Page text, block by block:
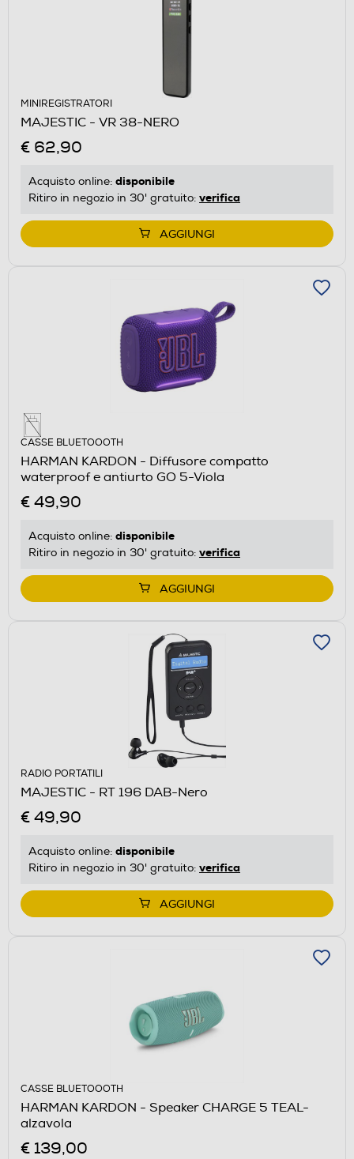
MINIREGISTRATORI
MAJESTIC - VR 38-NERO
€ 62,90
Acquisto online: disponibile
Ritiro in negozio in 30' gratuito: verifica
AGGIUNGI
CASSE BLUETOOOTH
HARMAN KARDON - Diffusore compatto
waterproof e antiurto GO 5-Viola
€ 49,90
Acquisto online: disponibile
Ritiro in negozio in 30' gratuito: verifica
AGGIUNGI
RADIO PORTATILI
MAJESTIC - RT 196 DAB-Nero
€ 49,90
Acquisto online: disponibile
Ritiro in negozio in 30' gratuito: verifica
AGGIUNGI
CASSE BLUETOOOTH
HARMAN KARDON - Speaker CHARGE 5 TEAL-
alzavola
€ 139,00